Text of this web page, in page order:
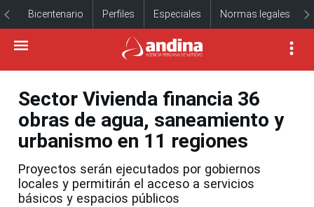
Bicentenario Perfiles Especiales Normas legales
Sector Vivienda financia 36
obras de agua, saneamiento y
urbanismo en 11 regiones
Proyectos serán ejecutados por gobiernos
locales y permitirán el acceso a servicios
básicos y espacios públicos